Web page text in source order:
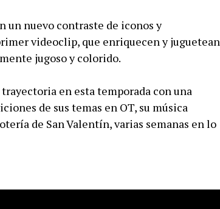
un nuevo contraste de iconos y
videoclip, que enriquecen y juguetean
jugoso y colorido.
en esta temporada con una
de sus temas en OT, su música
de San Valentín, varias semanas en lo